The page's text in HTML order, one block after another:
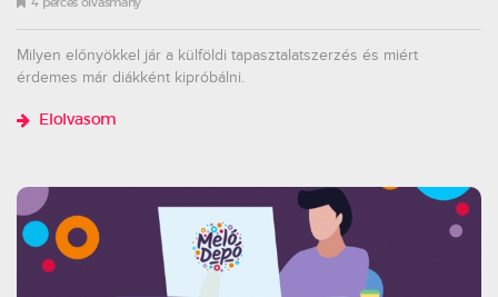
4 perces olvasmány
Milyen előnyökkel jár a külföldi tapasztalatszerzés és miért
érdemes már diákként kipróbálni.
Elolvasom